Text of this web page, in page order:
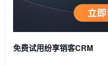
免费试用纷享销客CRM